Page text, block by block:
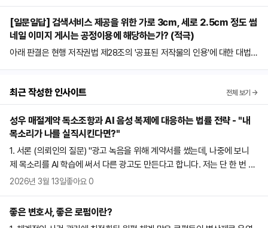
벌규정을 도입했는데, 그 내용은 아래와 같이 몇 차례에 걸쳐 개정되었다.
성폭력범죄의 처벌 등에 관한 특례법 [법률 제17086호, 2020. 3. 24, 일부
개정] 성폭력범죄의 처벌 등에 관한 특례법 [법률 제17264호, 2020. 5. 1
9, 일부개정] 성폭력범죄의 처벌 등에 관한 특례법 [법률 제20459호, 202
성물(이하 이 조에서 "영상물등"이라 한다)을 영상물등의 대상자의 의사에
반하여 성적 욕망 또는 수치심을 유발할 수 있는 형태로 편집·합성 또는 가
공(이하 이 조에서 "편집등"이라 한다)한 자는 5년 이하의 징역 또는 5천만
원 이하의 벌금에 처한다. 제14조의2(허위영상물 등의 반포등) ① 반포등을
할 목적으로 사람의 얼굴·신체 또는 음성을 대상으로 한 촬영물·영상물 또는
음성물(이하 이 조에서 "영상물등"이라 한다)을 영상물등의 대상자의 의사
가공(이하 이 조에서 "편집등"이라 한다)한 자는 5년 이하의 징역 또는 5천
얼굴·신체 또는 음성을 대상으로 한 촬영물·영상물 또는 음성물(이하 이 조
리의 한 내용에 불과한 것이 아니라 각 독립적인 권리로 파악하여야 하므로
위 각 권리에 기한 청구는 별개의 소송물이 된다. 대법원 2013. 7. 12. 선고
2013다22775 판결 저작인격권이나 저작재산권을 이루는 개별적인 권리
들은 저작인격권이나 저작재산권이라는 동일한 권리의 한 내용에 불과한
것이 아니라 각 독립적인 권리로 파악하여야 하므로 위 각 권리에 기한 청구
는 별개의 소송물이 된다. 따라서 이 사건에서 이 사건 중문 서적의 편집 저
작물 저작권 침해를 원인으로 하는 손해배상청구와 이 사건 중문 서적에 수
원인으로 하는 손해배상청구는 별개의 소송물이 된다. 이 사건에서 환송판
결은 피고 위즈덤의 상고이유 중 일부를 받아들여 환송 전 원심판결 중 이
사건 중문 서적에 수록된 개별 이야기의 저작재산권 침해를 원인으로 손해
배상을 지급할 것을 명한 부분만 파기환송하고 원고의 상고와 피고 위즈덤
의 나머지 상고를 모두 기각하였으므로, 위 파기환송된 부분 이외의 부분,
즉 원고의 이 사건 청구 중 이 사건 중문 서적이 편집 저작물에 해당함을 전
제로 편집 저작권을 침해하였다고 하여 손해배상을 청구한 부분은 위 환송
판결의 선고로써 확정되었다고 할 것이다. 따라서 환송 후 원심의 심판범위
[일문일답] 검색서비스 제공을 위한 가로 3㎝, 세로 2.5㎝ 정도 썸
네일 이미지 게시는 공정이용에 해당하는가? (적극)
아래 판결은 현행 저작권법 제28조의 '공표된 저작물의 인용'에 대한 대법원
제28조로 이동하였다.) 아래 판결에서 대법원은 검색서비스 제공을 위한 작
은 썸네일 이미지 게시는, 원저작물이 저작자의 개인 홈페이지에서 이미 공
표된 점 썸네일 이미지 제공 목적은 검색서비스 이용자에게 그 이미지의 위
치정보를 제공하는 것으로서 그 상업적 성격이 간접적이고 부차적인 점 원
저작물을 그 본질적인 면에서 사용한 것으로 보기 어려운 점 이용자들을 결
국 원저작물이 게시된 홈페이지로 끌어들이므로 원저작물에 대한 수요를
대체한다거나 원저작물의 저작권침해 가능성을 높인다고 보기 어려운 점
보를 제공하기 위한 공익적 측면이 강한 점 을 이유로, 공표된 저작물을 정
최근 작성한 인사이트 전체 보기 →
성우 매절계약 독소조항과 AI 음성 복제에 대응하는 법률 전략 - "내
목소리가 나를 실직시킨다면?"
1. 서론 (의뢰인의 질문) "광고 녹음을 위해 계약서를 썼는데, 나중에 보니
제 목소리를 AI 학습에 써서 다른 광고도 만든다고 합니다. 저는 단 한 번 녹
음 비용만 받았을 뿐인데, 제 목소리가 저의 일자리를 대신하게 되는 이 상
벽한 목소리 복제가 가능해진 시대, 성우들이 직면한 이른바 '현실판 인어공
주' 시나리오는 이제 가상의 우려가 아닌 실존하는 법적 분쟁의 핵심이 되었
2026년 3월 13일좋아요 0
좋은 변호사, 좋은 로펌이란?